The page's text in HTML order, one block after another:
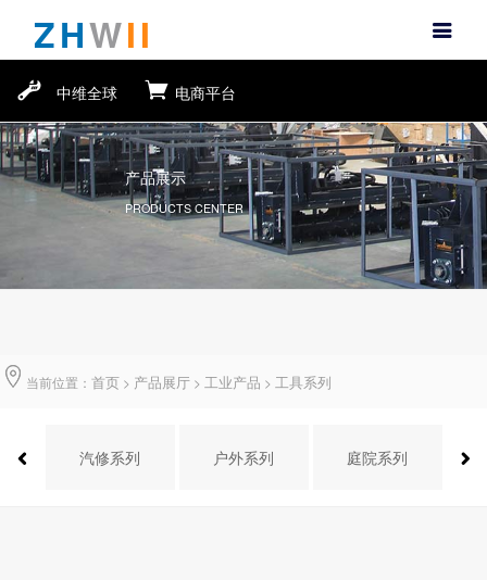
ZHWII
中维全球 电商平台
产品展示
PRODUCTS CENTER
当前位置： 首页 > 产品展厅 > 工业产品 > 工具系列
列 汽修系列 户外系列 庭院系列